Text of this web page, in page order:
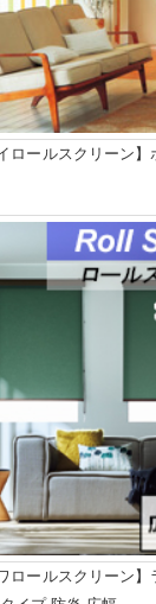
ロールスクリーン
ロールスクリーン